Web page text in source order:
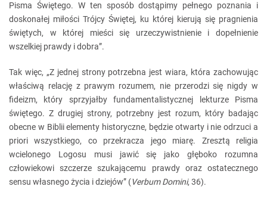
Pisma Świętego. W ten sposób dostąpimy pełnego poznania i
doskonałej miłości Trójcy Świętej, ku której kierują się pragnienia
świętych, w której mieści się urzeczywistnienie i dopełnienie
wszelkiej prawdy i dobra”.
Tak więc, „Z jednej strony potrzebna jest wiara, która zachowując
właściwą relację z prawym rozumem, nie przerodzi się nigdy w
fideizm, który sprzyjałby fundamentalistycznej lekturze Pisma
świętego. Z drugiej strony, potrzebny jest rozum, który badając
obecne w Biblii elementy historyczne, będzie otwarty i nie odrzuci a
priori wszystkiego, co przekracza jego miarę. Zresztą religia
wcielonego Logosu musi jawić się jako głęboko rozumna
człowiekowi szczerze szukającemu prawdy oraz ostatecznego
sensu własnego życia i dziejów” (Verbum Domini, 36).